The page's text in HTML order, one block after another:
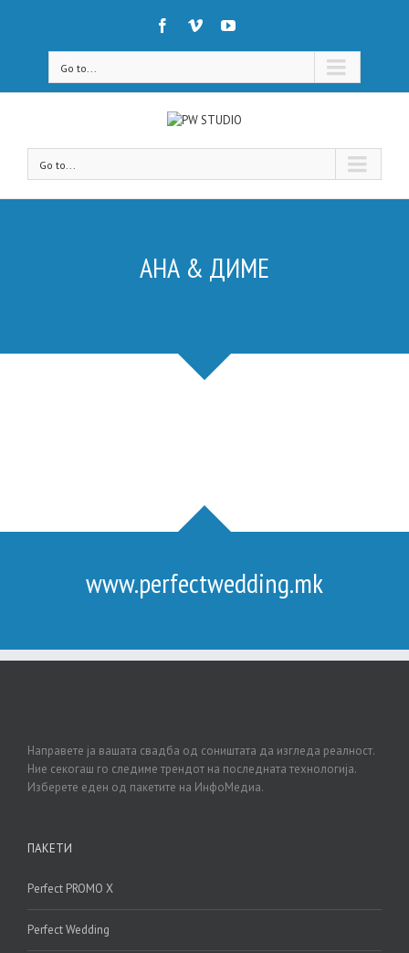
Go to...
Go to...
АНА & ДИМЕ
www.perfectwedding.mk
Направете ја вашата свадба од соништата да изгледа реалност.
Ние секогаш го следиме трендот на последната технологија.
Изберете еден од пакетите на ИнфоМедиа.
ПАКЕТИ
Perfect PROMO X
Perfect Wedding